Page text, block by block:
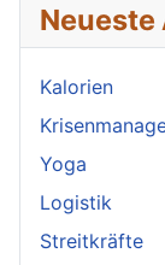
Kalorien
Yoga
Logistik
Streitkräfte